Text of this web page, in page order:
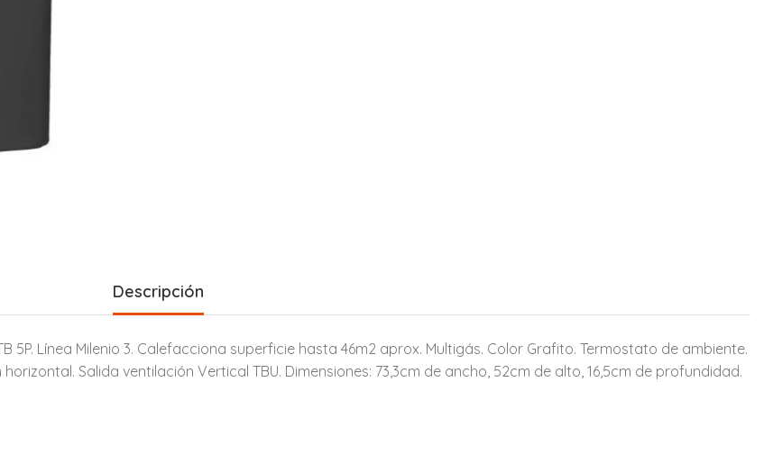
Descripción
Línea Milenio 3. Calefacciona superficie hasta 46m2 aprox. Multigás. Color Grafito. Termostato de ambiente.
Salida ventilación Vertical TBU. Dimensiones: 73,3cm de ancho, 52cm de alto, 16,5cm de profundidad.